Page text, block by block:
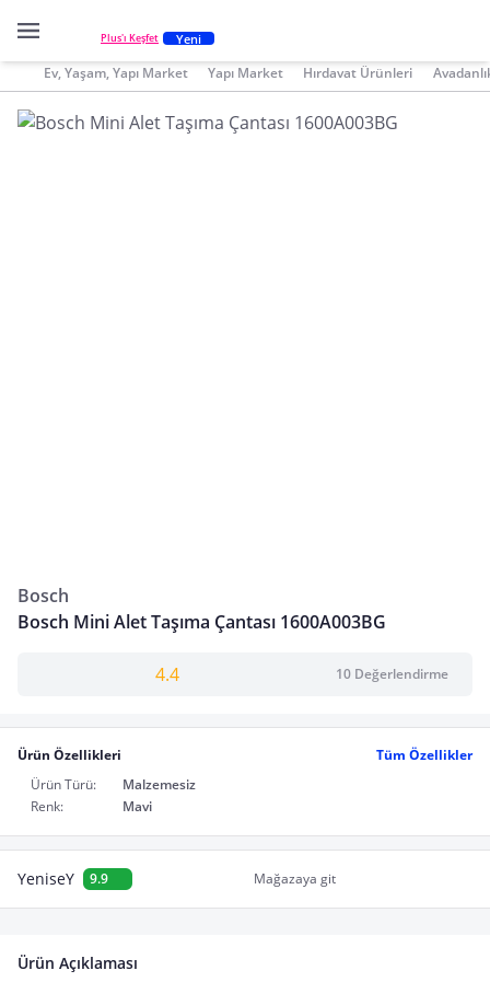
Plus'ı Keşfet Yeni
Ev, Yaşam, Yapı Market Yapı Market Hırdavat Ürünleri
Bosch
Bosch Mini Alet Taşıma Çantası 1600A003BG
4.4 10 Değerlendirme
Ürün Özellikleri
Tüm Özellikler
Ürün Türü:
Malzemesiz
Renk:
Mavi
YeniseY 9.9 Mağazaya git
Ürün Açıklaması